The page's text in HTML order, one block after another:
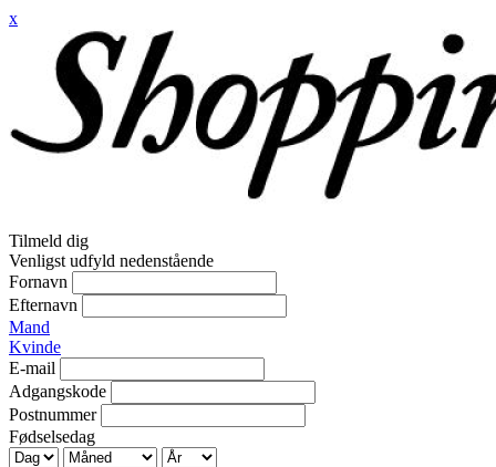
x
Tilmeld dig
Venligst udfyld nedenstående
Fornavn
Efternavn
Mand
Kvinde
E-mail
Adgangskode
Postnummer
Fødselsedag